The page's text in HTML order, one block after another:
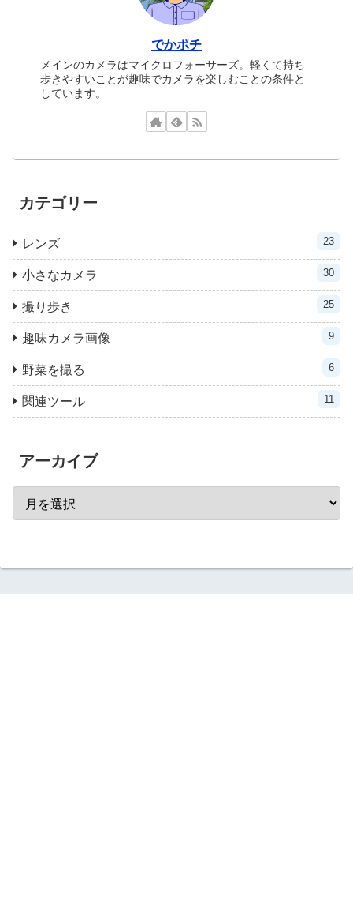
でかポチ
メインのカメラはマイクロフォーサーズ。軽くて持ち
歩きやすいことが趣味でカメラを楽しむことの条件と
しています。
カテゴリー
レンズ 23
小さなカメラ 30
撮り歩き 25
趣味カメラ画像 9
野菜を撮る 6
関連ツール 11
アーカイブ